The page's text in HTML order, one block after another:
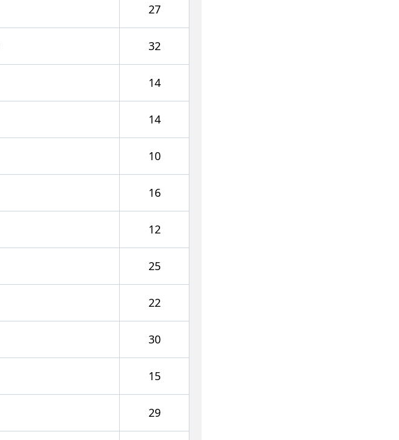
27
32
14
14
10
16
12
25
22
30
15
29